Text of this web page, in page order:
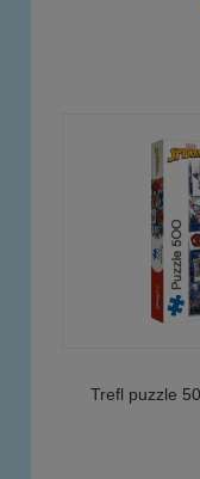
Trefl puzzle